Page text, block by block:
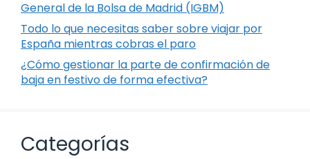
General de la Bolsa de Madrid (IGBM)
Todo lo que necesitas saber sobre viajar por
España mientras cobras el paro
¿Cómo gestionar la parte de confirmación de
baja en festivo de forma efectiva?
Categorías